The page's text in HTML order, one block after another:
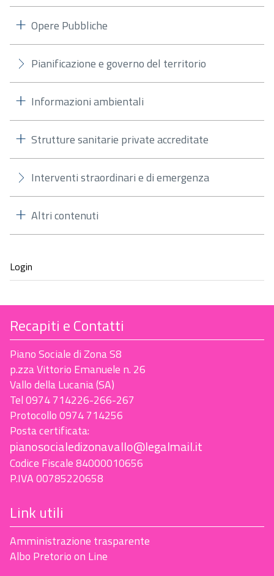
Opere Pubbliche
Pianificazione e governo del territorio
Informazioni ambientali
Strutture sanitarie private accreditate
Interventi straordinari e di emergenza
Altri contenuti
Recapiti e Contatti
Piano Sociale di Zona S8
p.zza Vittorio Emanuele n. 26
Vallo della Lucania (SA)
Tel 0974 714226-266-267
Protocollo 0974 714256
Posta certificata:
pianosocialedizonavallo@legalmail.it
Codice Fiscale 84000010656
P.IVA 00785220658
Link utili
Amministrazione trasparente
Albo Pretorio on Line